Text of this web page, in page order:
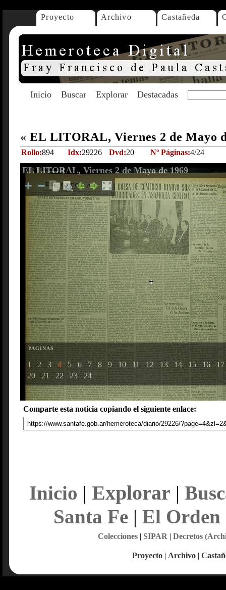
Proyecto Archivo Castañeda
Inicio Buscar Explorar Destacadas
« EL LITORAL, Viernes 2 de Mayo
Rollo:894 Idx:29226 Dvd:20 Nº Páginas:4/24
EL LITORAL, Viernes 2 de Mayo de 1969
PAGINAS
1 2 3 4 5 6 7 8 9 10 11 12 13 14 15 16
17
20
21 22 23 24
Comparte esta noticia copiando el siguiente enlace:
Inicio | Explorar |
Santa Fe| El Orden
Colecciones| SIPAR | Decretos
Proyecto | Archivo |